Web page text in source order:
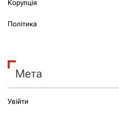
Корупція
Політика
Мета
Увійти